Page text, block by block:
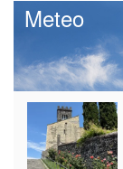
Meteo